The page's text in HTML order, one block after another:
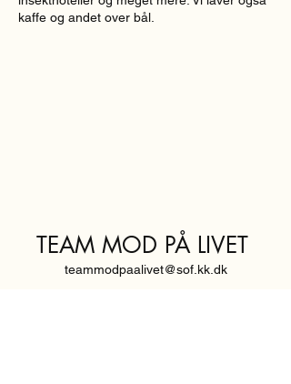
kaffe og andet over bål.
TEAM MOD PÅ LIVET
teammodpaalivet@sof.kk.dk